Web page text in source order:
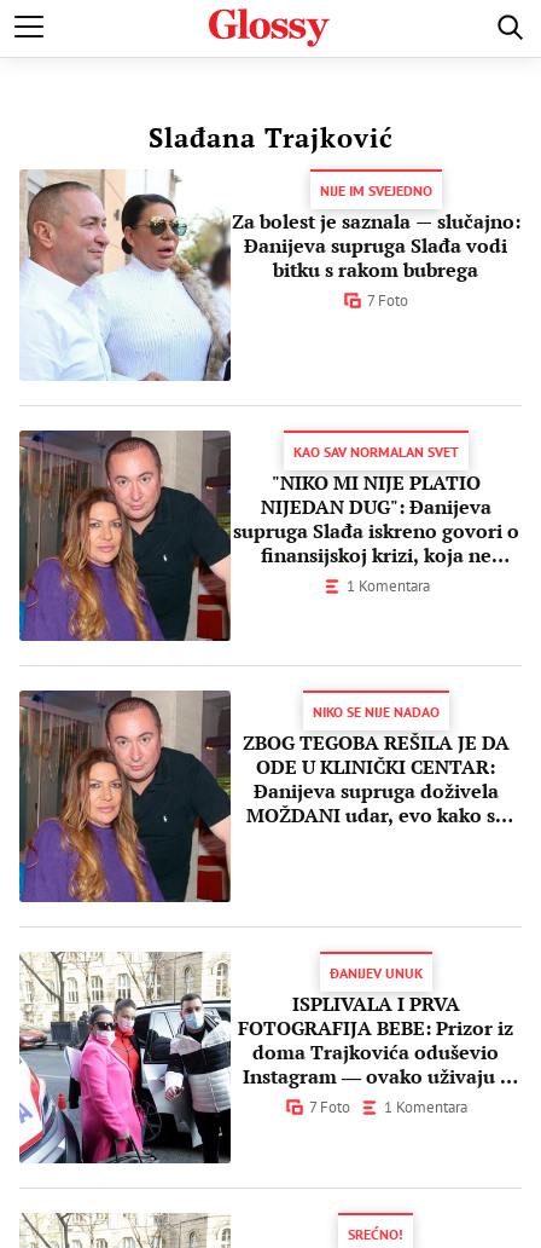
POZNATI MODA I LEPOTA ZDRAVI I SREĆNI LJUBAV
Slađana Trajković
NIJE IM SVEJEDNO
Za bolest je saznala — slučajno:
Đanijeva supruga Slađa vodi
bitku s rakom bubrega
7 Foto
KAO SAV NORMALAN SVET
"NIKO MI NIJE PLATIO
NIJEDAN DUG": Đanijeva
supruga Slađa iskreno govori o
finansijskoj krizi, koja ne
prolazi!
1 Komentara
NIKO SE NIJE NADAO
ZBOG TEGOBA REŠILA JE DA
ODE U KLINIČKI CENTAR:
Đanijeva supruga doživela
MOŽDANI udar, evo kako se
ĐANIJEV UNUK
ISPLIVALA I PRVA
FOTOGRAFIJA BEBE: Prizor iz
doma Trajkovića oduševio
Instagram ― ovako uživaju s
malim Nikolom (FOTO)
7 Foto 1 Komentara
SREĆNO!